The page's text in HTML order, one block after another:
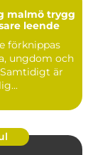
trygg
leende
förknippas
ungdom och
är